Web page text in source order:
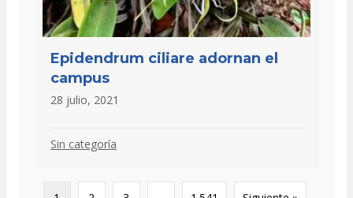
Epidendrum ciliare adornan el
campus
28 julio, 2021
Sin categoría